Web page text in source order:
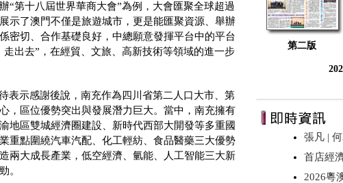
“第十八屆世界華商大會”為例，大會匯聚全球超過
示了澳門不僅是旅遊城市，更是能匯聚資源、舉辦
密切、合作基礎良好，中總願意發揮平台中的平台
出去”，在經貿、文旅、高新技術等領域的進一步
表示感謝後說，南充作為四川省第二人口大市、第
，區位優勢突出與發展潛力巨大。當中，南充擁有
地區雙城經濟圈建設、新時代西部大開發等多重國
重點圍繞汽車汽配、化工輕紡、食品醫藥三大優勢
兩大成長產業，低空經濟、氫能、人工智能三大新
。
第二版
張凡 |
首店經
2026粵